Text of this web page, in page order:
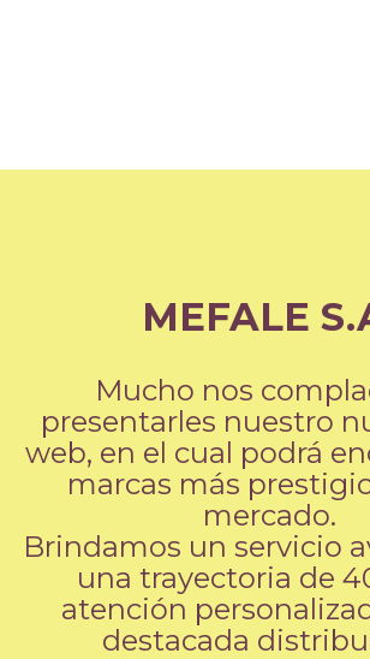
MEFALE
Mucho nos
presentarles nuestro
web, en el cual podrá
marcas más
mercado.
Brindamos un servicio
una trayectoria de
atención
destacada